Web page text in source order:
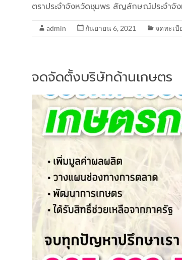
ตราประจำจังหวัดชุมพร สัญลักษณ์ประจำจั
admin กันยายน 6, 2021 จดทะเ
จดจัดตั้งบริษัทด้านเกษตร